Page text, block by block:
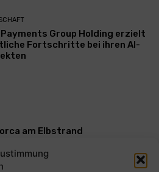
Payments Group Holding erzielt
Fortschritte bei ihren AI-
am Elbstrand